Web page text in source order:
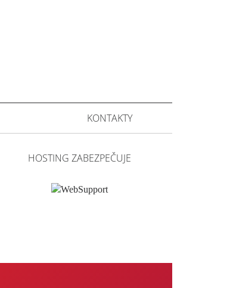
KONTAKTY
HOSTING ZABEZPEČUJE